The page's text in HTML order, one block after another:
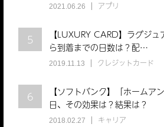
2021.06.26 アプリ
5
【LUXURY CARD】ラグジ
ら到着までの日数は？配…
2019.11.13 クレジットカード
6
【ソフトバンク】「ホームア
日、その効果は？結果は？
2018.02.27 キャリア
2,970円(税込)
dカード特典も♪
熾烈な価格競争！！